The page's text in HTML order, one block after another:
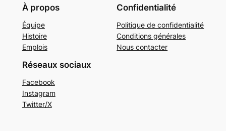
À propos
Équipe
Histoire
Emplois
Confidentialité
Politique de confidentialité
Conditions générales
Nous contacter
Réseaux sociaux
Facebook
Instagram
Twitter/X